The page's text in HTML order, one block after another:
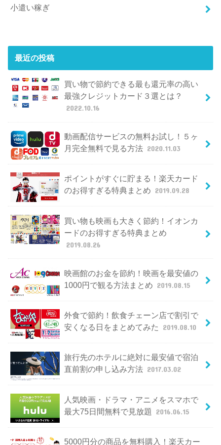
小遣い稼ぎ
最近の投稿
買い物で節約できる最も還元率の高い
最強クレジットカード３選とは？
2022.10.16
動画配信サービスの無料お試し！５ヶ
月完全無料で見る方法 2020.11.03
ポイントがすぐに貯まる！楽天カード
のお得すぎる特典まとめ 2019.09.28
買い物も映画も大きく節約！イオンカ
ードのお得すぎる特典まとめ
2019.08.26
映画館のお金を節約！映画を最安値の
1000円で観る方法まとめ 2019.08.15
外食で節約！飲食チェーン店で割引で
安くなる日をまとめてみた
2019.08.10
旅行先のホテルに絶対に最安値で宿泊
直前割の申し込み方法 2017.03.02
人気映画・ドラマ・アニメをスマホで
最大75日間無料で見放題
2016.06.15
5000円分の商品を無料購入！楽天カー